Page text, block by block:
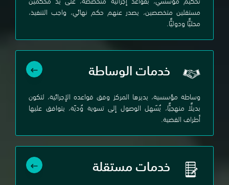
مستقلين متخصصين، يصدر عنهم حكم نهائي، واجب التنفيذ،
محليًّا ودوليًّا.
خدمات الوساطة
وساطة مؤسسية، يديرها المركز وفق قواعده الإجرائية، لتكون
بديلًا منهجيًّا، يُسَهل الوصول إلى تسوية وُديّة، يتوافق عليها
أطراف القضية.
خدمات مستقلة